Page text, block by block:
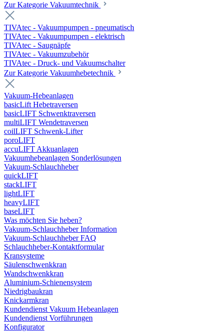
Zur Kategorie Vakuumtechnik
TIVAtec - Vakuumpumpen - pneumatisch
TIVAtec - Vakuumpumpen - elektrisch
TIVAtec - Saugnäpfe
TIVAtec - Vakuumzubehör
TIVAtec - Druck- und Vakuumschalter
Zur Kategorie Vakuumhebetechnik
Vakuum-Hebeanlagen
basicLift Hebetraversen
basicLIFT Schwenktraversen
multiLIFT Wendetraversen
coilLIFT Schwenk-Lifter
poroLIFT
accuLIFT Akkuanlagen
Vakuumhebeanlagen Sonderlösungen
Vakuum-Schlauchheber
quickLIFT
stackLIFT
lightLIFT
heavyLIFT
baseLIFT
Was möchten Sie heben?
Vakuum-Schlauchheber Information
Vakuum-Schlauchheber FAQ
Schlauchheber-Kontaktformular
Kransysteme
Säulenschwenkkran
Wandschwenkkran
Aluminium-Schienensystem
Niedrigbaukran
Knickarmkran
Kundendienst Vakuum Hebeanlagen
Kundendienst Vorführungen
Konfigurator